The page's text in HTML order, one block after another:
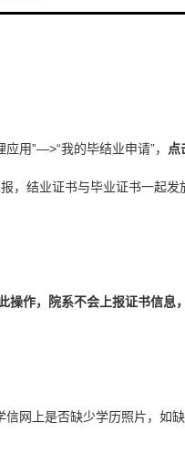
用”—>“我的毕结业申请”， 点
，结业证书与毕业证书一起发
作，院系不会上报证书信息
网上是否缺少学历照片，如